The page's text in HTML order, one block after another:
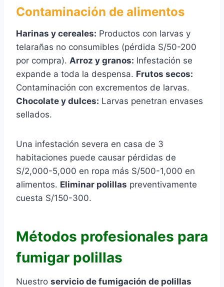
Contaminación de alimentos
Harinas y cereales: Productos con larvas y
telarañas no consumibles (pérdida S/50-200
por compra). Arroz y granos: Infestación se
expande a toda la despensa. Frutos secos:
Contaminación con excrementos de larvas.
Chocolate y dulces: Larvas penetran envases
sellados.
Una infestación severa en casa de 3
habitaciones puede causar pérdidas de
S/2,000-5,000 en ropa más S/500-1,000 en
alimentos. Eliminar polillas preventivamente
cuesta S/150-300.
Métodos profesionales para
fumigar polillas
Nuestro servicio de fumigación de polillas